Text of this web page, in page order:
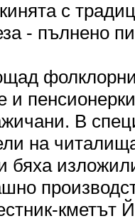
с
- пълнено
В
на
бяха
кметът